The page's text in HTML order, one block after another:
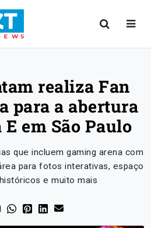
realiza Fan
para a abertura
em São Paulo
que incluem gaming arena com
para fotos interativas, espaço
e muito mais